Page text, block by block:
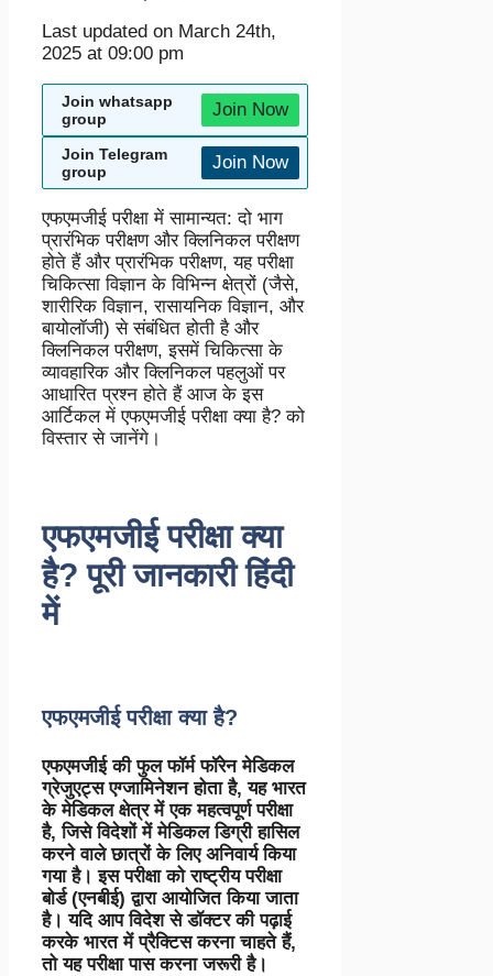
Last updated on March 24th,
2025 at 09:00 pm
Join whatsapp
group
Join Now
Join Telegram
group
Join Now
एफएमजीई परीक्षा में सामान्यत: दो भाग
प्रारंभिक परीक्षण और क्लिनिकल परीक्षण
होते हैं और प्रारंभिक परीक्षण, यह परीक्षा
चिकित्सा विज्ञान के विभिन्न क्षेत्रों (जैसे,
शारीरिक विज्ञान, रासायनिक विज्ञान, और
बायोलॉजी) से संबंधित होती है और
क्लिनिकल परीक्षण, इसमें चिकित्सा के
व्यावहारिक और क्लिनिकल पहलुओं पर
आधारित प्रश्न होते हैं आज के इस
आर्टिकल में एफएमजीई परीक्षा क्या है? को
विस्तार से जानेंगे।
एफएमजीई परीक्षा क्या
है? पूरी जानकारी हिंदी
में
एफएमजीई परीक्षा क्या है?
एफएमजीई की फुल फॉर्म फॉरेन मेडिकल
ग्रेजुएट्स एग्जामिनेशन होता है, यह भारत
के मेडिकल क्षेत्र में एक महत्वपूर्ण परीक्षा
है, जिसे विदेशों में मेडिकल डिग्री हासिल
करने वाले छात्रों के लिए अनिवार्य किया
गया है। इस परीक्षा को राष्ट्रीय परीक्षा
बोर्ड (एनबीई) द्वारा आयोजित किया जाता
है। यदि आप विदेश से डॉक्टर की पढ़ाई
करके भारत में प्रैक्टिस करना चाहते हैं,
तो यह परीक्षा पास करना जरूरी है।